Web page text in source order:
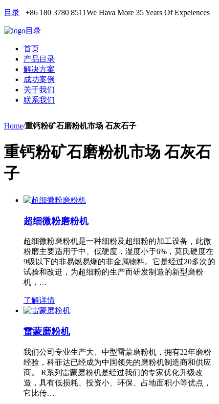
目录 +86 180 3780 8511We Hava More 35 Years Of Expeiences
目录
首页
产品目录
解决方案
成功案例
关于我们
联系我们
Home/重钙粉矿石磨粉机市场 石灰石子
重钙粉矿石磨粉机市场 石灰石
子
超细微粉磨粉机
超细微粉磨粉机是一种细粉及超细粉的加工设备，此微
粉磨主要适用于中、低硬度，湿度小于6%，莫氏硬度在
9级以下的非易燃易爆的非金属物料。它是经过20多次的
试验和改进，为超细粉的生产而研发制造的新型磨粉
机，…
了解详情
雷蒙磨粉机
我们公司专业生产大、中型雷蒙磨粉机，拥有22年磨粉
经验，科菲达已经成为中国领先的磨粉机制造商和供应
商。 R系列雷蒙磨粉机是经过我们的专家优化升级改
造，具有低损耗、投资小、环保、占地面积小等优点，
它比传…